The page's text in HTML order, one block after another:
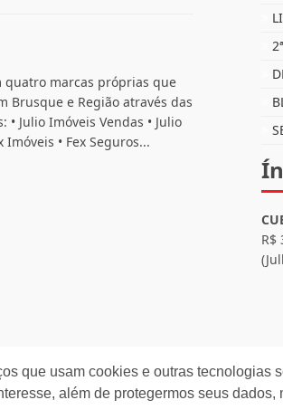
que usam cookies e outras
além de protegermos seus
quatro marcas próprias que
Brusque e Região através das
Julio Imóveis Vendas • Julio
• Fex Seguros...
R$